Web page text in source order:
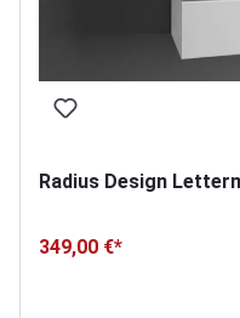
Radius Design
349,00 €*